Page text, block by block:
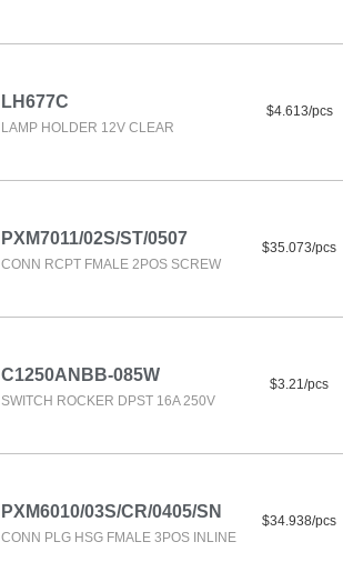
LH677C
LAMP HOLDER 12V CLEAR
$4.613/pcs
PXM7011/02S/ST/0507
CONN RCPT FMALE 2POS SCREW
$35.073/pcs
C1250ANBB-085W
SWITCH ROCKER DPST 16A 250V
$3.21/pcs
PXM6010/03S/CR/0405/SN
CONN PLG HSG FMALE 3POS INLINE
$34.938/pcs